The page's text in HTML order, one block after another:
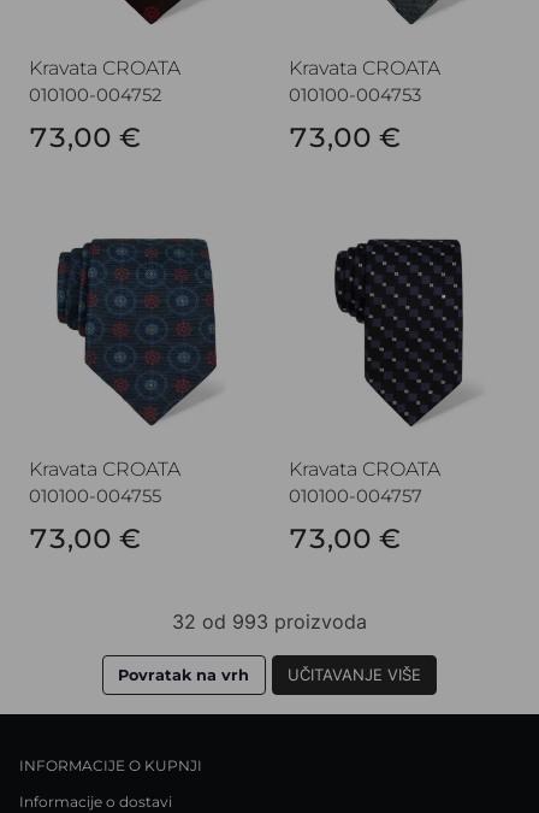
Kravata CROATA
010100-004752
73,00 €
Kravata CROATA
010100-004753
73,00 €
Kravata CROATA
010100-004755
73,00 €
Kravata CROATA
010100-004757
73,00 €
32 od 993 proizvoda
Povratak na vrh UČITAVANJE VIŠE
INFORMACIJE O KUPNJI
Informacije o dostavi